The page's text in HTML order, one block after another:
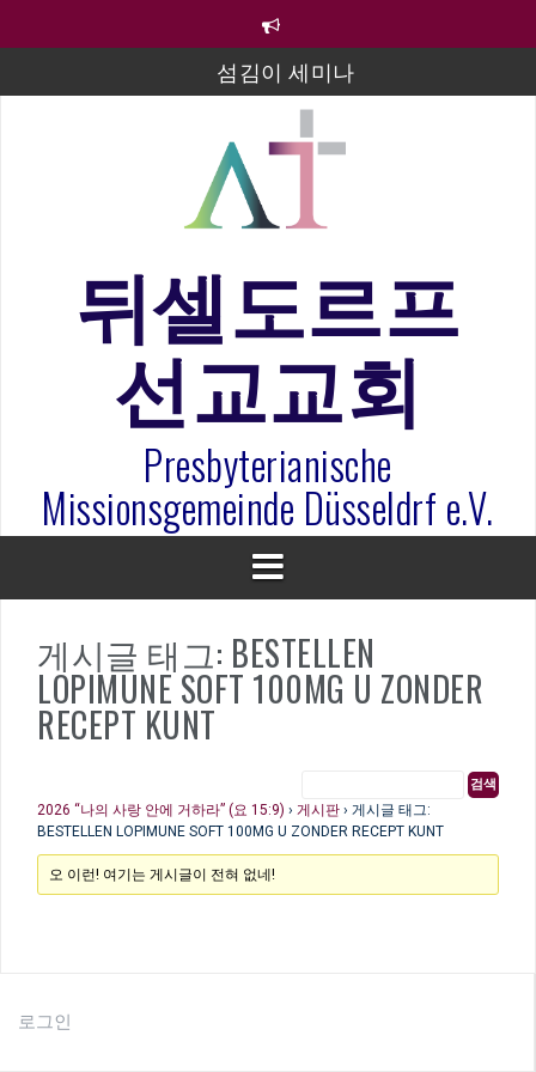
섬김이 세미나
김태희 자매 졸업연주
2023년 어린이 주일 유초등부 발표
라합3 나라 봉헌송
은퇴사-우선화 권사
20260322 주안에 가만히 머물기(요한복음 15:1-17) 손
훈목사
뒤셀도르프
선교교회
Presbyterianische
Missionsgemeinde Düsseldrf e.V.
게시글 태그: BESTELLEN
LOPIMUNE SOFT 100MG U ZONDER
RECEPT KUNT
2026 “나의 사랑 안에 거하라” (요 15:9) › 게시판 › 게시글 태그:
BESTELLEN LOPIMUNE SOFT 100MG U ZONDER RECEPT KUNT
오 이런! 여기는 게시글이 전혀 없네!
로그인